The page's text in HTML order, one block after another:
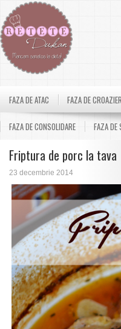
FAZA DE ATAC FAZA DE
FAZA DE CONSOLIDARE FAZA DE
Friptura de porc la tava
23 decembrie 2014